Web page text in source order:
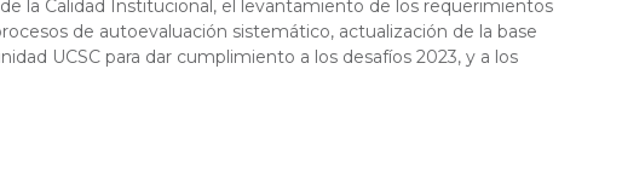
la Calidad Institucional, el levantamiento de los requerimientos
de autoevaluación sistemático, actualización de la base
UCSC para dar cumplimiento a los desafíos 2023, y a los